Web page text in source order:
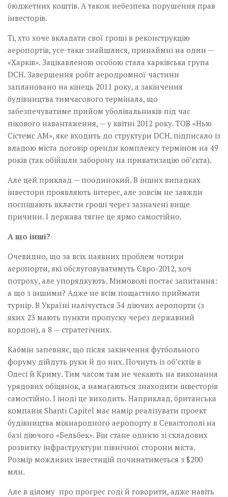
бюджетних коштів. А також небезпека порушення прав
інвесторів.
Ті, хто хоче вкладати свої гроші в реконструкцію
аеропортів, усе-таки знайшлися, принаймні на один —
«Харків». Зацікавленою особою стала харківська група
DCH. Завершення робіт аеродромної частини
заплановано на кінець 2011 року, а закінчення
будівництва тимчасового термінала, що
забезпечуватиме прийом уболівальників під час
пікового навантаження, — у квітні 2012 року. ТОВ «Нью
Сістемс АМ», яке входить до структури DCH, підписало із
владою міста договір оренди комплексу терміном на 49
років (так обійшли заборону на приватизацію об’єкта).
Але цей приклад — поодинокий. В інших випадках
інвестори проявляють інтерес, але зовсім не завжди
поспішають вкласти гроші через зазначені вище
причини. І держава тягне це ярмо самостійно.
А що інші?
Очевидно, що за всіх наявних проблем чотири
аеропорти, які обслуговуватимуть Євро-2012, хоч
потроху, але упорядкують. Мимоволі постає запитання:
а що з іншими? Адже не всім пощастило приймати
турнір. В Україні налічується 34 діючих аеропорти (з
яких 23 мають пункти пропуску через державний
кордон), а 8 — стратегічних.
Кабмін запевняє, що після закінчення­ футбольного
форуму дійдуть руки­ й до них. Почнуть із об’єктів в
Одесі й Криму. Тим часом там не чекають на виконання
урядових обіцянок, а намагаються знаходити інвесторів
самостійно. І іноді це виходить. Наприклад, британська
компанія Shanti Capitel має намір реалізувати проект
будівництва міжнародного аеропорту в Севастополі на
базі діючого «Бельбек». Він стане однією зі складових
розвитку інфра­структури північної сторони міста.
Розмір можливих інвестицій починатиметься з $200
млн.
Але в цілому про прогрес годі й говорити, адже навіть